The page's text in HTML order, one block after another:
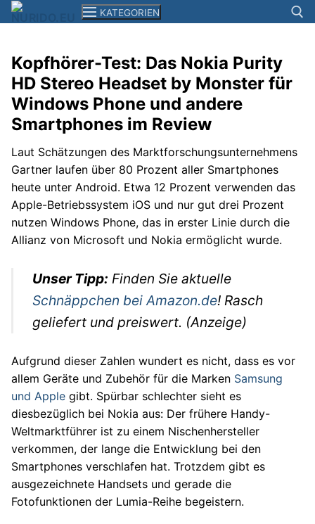
Zum
Inhalt
KATEGORIEN
News
Smartphones+Tablets
Computer
Kameras
Elektronik
Reisen
Musik
Autos
Stars
Kopfhörer-Test: Das Nokia Purity
HD Stereo Headset by Monster für
Windows Phone und andere
Smartphones im Review
Laut Schätzungen des Marktforschungsunternehmens
Gartner laufen über 80 Prozent aller Smartphones
heute unter Android. Etwa 12 Prozent verwenden das
Apple-Betriebssystem iOS und nur gut drei Prozent
nutzen Windows Phone, das in erster Linie durch die
Allianz von Microsoft und Nokia ermöglicht wurde.
Unser Tipp: Finden Sie aktuelle
Schnäppchen bei Amazon.de! Rasch
geliefert und preiswert. (Anzeige)
Aufgrund dieser Zahlen wundert es nicht, dass es vor
allem Geräte und Zubehör für die Marken Samsung
und Apple gibt. Spürbar schlechter sieht es
diesbezüglich bei Nokia aus: Der frühere Handy-
Weltmarktführer ist zu einem Nischenhersteller
verkommen, der lange die Entwicklung bei den
Smartphones verschlafen hat. Trotzdem gibt es
ausgezeichnete Handsets und gerade die
Fotofunktionen der Lumia-Reihe begeistern.